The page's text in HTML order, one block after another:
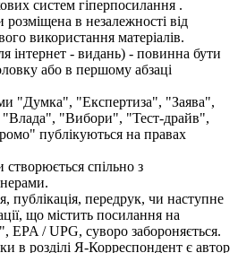
систем гіперпосилання .
в незалежності від
використання матеріалів.
інтернет - видань) - повинна бути
або в першому абзаці
"Думка", "Експертиза", "Заява",
"Влада", "Вибори", "Тест-драйв",
публікуються на правах
спільно з
публікація, передрук, чи наступне
що містить посилання на
EPA / UPG, суворо забороняється.
в розділі Я-Корреспондент є автор